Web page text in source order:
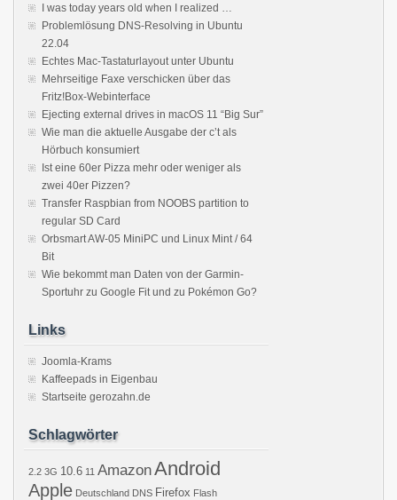
I was today years old when I realized …
Problemlösung DNS-Resolving in Ubuntu
22.04
Echtes Mac-Tastaturlayout unter Ubuntu
Mehrseitige Faxe verschicken über das
Fritz!Box-Webinterface
Ejecting external drives in macOS 11 “Big Sur”
Wie man die aktuelle Ausgabe der c’t als
Hörbuch konsumiert
Ist eine 60er Pizza mehr oder weniger als
zwei 40er Pizzen?
Transfer Raspbian from NOOBS partition to
regular SD Card
Orbsmart AW-05 MiniPC und Linux Mint / 64
Bit
Wie bekommt man Daten von der Garmin-
Sportuhr zu Google Fit und zu Pokémon Go?
Links
Joomla-Krams
Kaffeepads in Eigenbau
Startseite gerozahn.de
Schlagwörter
2.2 3G 10.6 11 AmazonAndroid
Apple Deutschland DNS Firefox Flash